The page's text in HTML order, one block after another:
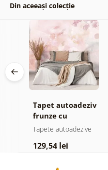
Din aceeași colecție
Tapet autoadeziv
frunze cu
atingere
Tapete autoadezive
129,54 lei